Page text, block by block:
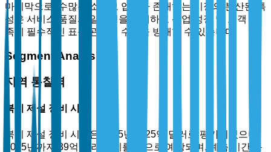
마지막으로, 수많은 소규모 업체가 존재하는 시장의 분산된 특
성은 서비스 품질의 일관성을 저해하고 산업 성장 및 고객 만
족에 필수적인 표준 관행의 수립을 방해할 수 있습니다.
Segment Analysis
지역 통찰력
북미 제설 장비 시장
북미 제설 장비 시장은 2025년에 25억 달러로 평가되었으며,
2035년까지 39억 달러에 이를 것으로 예상되며, 예측 기간 동